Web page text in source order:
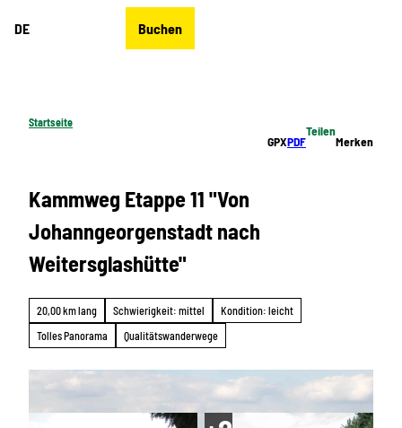
DE Buchen
Startseite
GPXPDF
Teilen
Merken
Kammweg Etappe 11 "Von
Johanngeorgenstadt nach
Weitersglashütte"
20,00 km lang Schwierigkeit: mittel
Kondition: leicht
Tolles Panorama
Qualitätswanderwege